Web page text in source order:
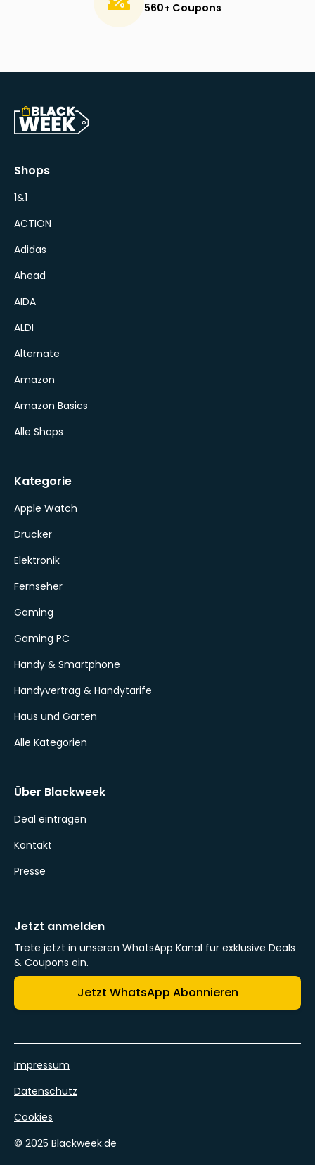
560+ Coupons
Shops
1&1
ACTION
Adidas
Ahead
AIDA
ALDI
Alternate
Amazon
Amazon Basics
Alle Shops
Kategorie
Apple Watch
Drucker
Elektronik
Fernseher
Gaming
Gaming PC
Handy & Smartphone
Handyvertrag & Handytarife
Haus und Garten
Alle Kategorien
Über Blackweek
Deal eintragen
Kontakt
Presse
Jetzt anmelden
Trete jetzt in unseren WhatsApp Kanal für exklusive Deals
& Coupons ein.
Jetzt WhatsApp Abonnieren
© 2025 Blackweek.de
Impressum
Datenschutz
Cookies